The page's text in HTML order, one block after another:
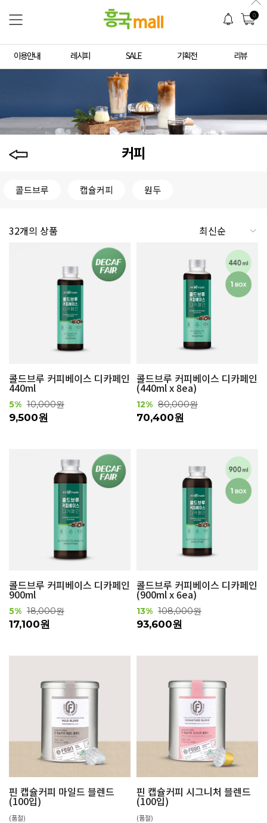
0
이용안내 레시피 SALE 기획전 리뷰
커피
콜드브루 캡슐커피 원두
32개의 상품
콜드브루 커피베이스 디카페인
440ml
5% 10,000원
9,500원
콜드브루 커피베이스 디카페인
(440ml x 8ea)
12% 80,000원
70,400원
콜드브루 커피베이스 디카페인
900ml
5% 18,000원
17,100원
콜드브루 커피베이스 디카페인
(900ml x 6ea)
13% 108,000원
93,600원
핀 캡슐커피 마일드 블렌드
(100입)
(품절)
핀 캡슐커피 시그니처 블렌드
(100입)
(품절)